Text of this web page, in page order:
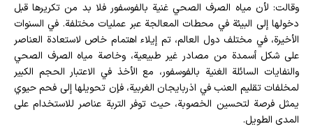
وقالت: لأن مياه الصرف الصحي غنية بالفوسفور فلا بد من تكريرها قبل
دخولها إلى البيئة في محطات المعالجة عبر عمليات مختلفة. في السنوات
الأخيرة، في مختلف دول العالم، تم إيلاء اهتمام خاص لاستعادة العناصر
على شكل أسمدة من مصادر غير طبيعية، وخاصة مياه الصرف الصحي
والنفايات السائلة الغنية بالفوسفور، مع الأخذ في الاعتبار الحجم الكبير
لمخلفات تقليم العنب في اذربايجان الغربية، فإن تحويلها إلى فحم حيوي
يمثل فرصة لتحسين الخصوبة، حيث توفر التربة عناصر للاستخدام على
المدى الطويل.